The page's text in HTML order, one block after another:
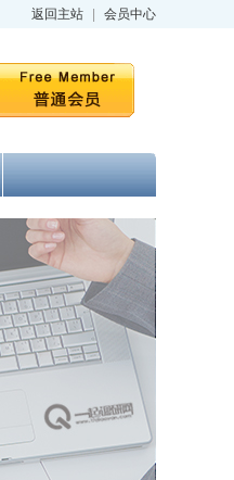
返回主站 会员中心